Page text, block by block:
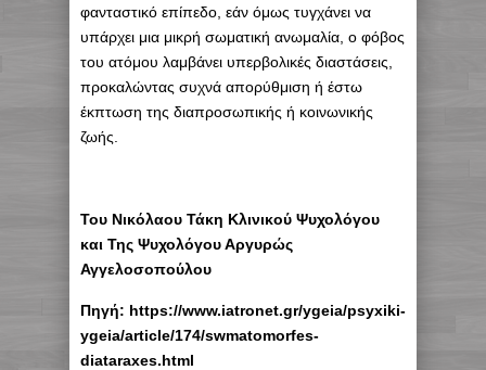
φανταστικό επίπεδο, εάν όμως τυγχάνει να
υπάρχει μια μικρή σωματική ανωμαλία, ο φόβος
του ατόμου λαμβάνει υπερβολικές διαστάσεις,
προκαλώντας συχνά απορύθμιση ή έστω
έκπτωση της διαπροσωπικής ή κοινωνικής
ζωής.
Του Νικόλαου Τάκη Κλινικού Ψυχολόγου
και Της Ψυχολόγου Αργυρώς
Αγγελοσοπούλου
Πηγή: https://www.iatronet.gr/ygeia/psyxiki-
ygeia/article/174/swmatomorfes-
diataraxes.html